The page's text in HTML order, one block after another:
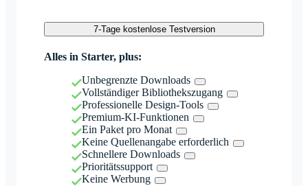
7-Tage kostenlose Testversion
Alles in Starter, plus:
Unbegrenzte Downloads
Vollständiger Bibliothekszugang
Professionelle Design-Tools
Premium-KI-Funktionen
Ein Paket pro Monat
Keine Quellenangabe erforderlich
Schnellere Downloads
Prioritätssupport
Keine Werbung